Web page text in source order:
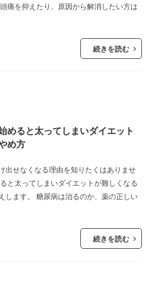
痛を抑えたり、原因から解消したい方は
続きを読む
めると太ってしまいダイエット
め方
出せなくなる理由を知りたくはありませ
と太ってしまいダイエットが難しくなる
します。 糖尿病は治るのか、薬の正しい
続きを読む